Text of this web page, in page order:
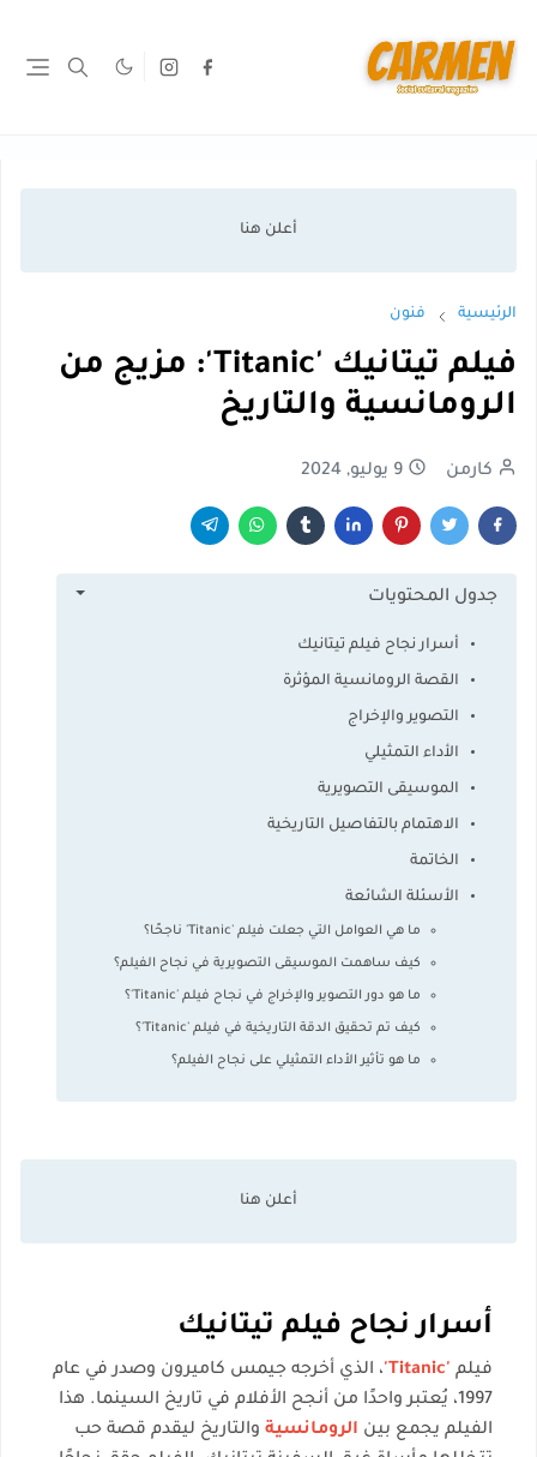
الرئيسية فنون
فيلم تيتانيك 'Titanic': مزيج من
الرومانسية والتاريخ
كارمن 9 يوليو, 2024
جدول المحتويات
أسرار نجاح فيلم تيتانيك
القصة الرومانسية المؤثرة
التصوير والإخراج
الأداء التمثيلي
الموسيقى التصويرية
الاهتمام بالتفاصيل التاريخية
الخاتمة
الأسئلة الشائعة
ما هي العوامل التي جعلت فيلم 'Titanic' ناجحًا؟
كيف ساهمت الموسيقى التصويرية في نجاح الفيلم؟
ما هو دور التصوير والإخراج في نجاح فيلم 'Titanic'؟
كيف تم تحقيق الدقة التاريخية في فيلم 'Titanic'؟
ما هو تأثير الأداء التمثيلي على نجاح الفيلم؟
أسرار نجاح فيلم تيتانيك
فيلم 'Titanic'
، الذي أخرجه جيمس كاميرون وصدر في عام
1997، يُعتبر واحدًا من أنجح الأفلام في تاريخ السينما. هذا
الفيلم يجمع بين الرومانسية والتاريخ ليقدم قصة حب